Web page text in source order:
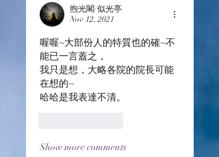
煦光閣/似光亭
Nov 12, 2021
喔喔~大部份人的特質也的確~不
能已一言蓋之，
我只是想，大略各院的院長可能
在想的~
哈哈是我表達不清。
Show more comments